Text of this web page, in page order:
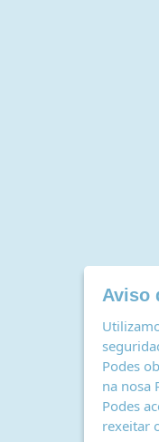
Aviso
Podes
na nosa
Podes
rexeitar